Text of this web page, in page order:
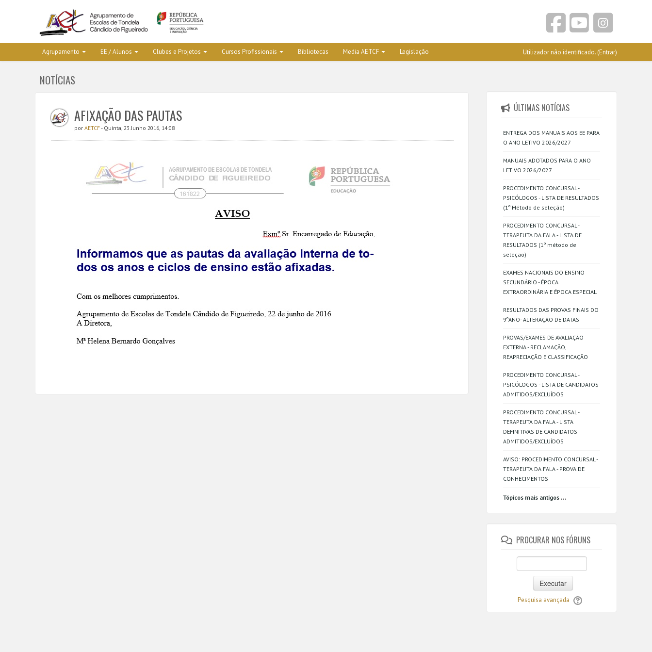
Agrupamento EE / Alunos Clubes e Projetos Cursos Profissionais Bibliotecas Media AETCF Legislação Utilizador não identificado. (Entrar)
NOTÍCIAS
AFIXAÇÃO DAS PAUTAS
por AETCF- Quinta, 23 Junho 2016, 14:08
ÚLTIMAS NOTÍCIAS
ENTREGA DOS MANUAIS AOS EE PARA
O ANO LETIVO 2026/2027
MANUAIS ADOTADOS PARA O ANO
LETIVO 2026/2027
PROCEDIMENTO CONCURSAL -
PSICÓLOGOS - LISTA DE RESULTADOS
(1º Método de seleção)
PROCEDIMENTO CONCURSAL -
TERAPEUTA DA FALA - LISTA DE
RESULTADOS (1º método de
seleção)
EXAMES NACIONAIS DO ENSINO
SECUNDÁRIO - ÉPOCA
EXTRAORDINÁRIA E ÉPOCA ESPECIAL
RESULTADOS DAS PROVAS FINAIS DO
9ºANO- ALTERAÇÃO DE DATAS
PROVAS/EXAMES DE AVALIAÇÃO
EXTERNA - RECLAMAÇÃO,
REAPRECIAÇÃO E CLASSIFICAÇÃO
PROCEDIMENTO CONCURSAL -
PSICÓLOGOS - LISTA DE CANDIDATOS
ADMITIDOS/EXCLUÍDOS
PROCEDIMENTO CONCURSAL -
TERAPEUTA DA FALA - LISTA
DEFINITIVAS DE CANDIDATOS
ADMITIDOS/EXCLUÍDOS
AVISO: PROCEDIMENTO CONCURSAL -
TERAPEUTA DA FALA - PROVA DE
CONHECIMENTOS
Tópicos mais antigos ...
PROCURAR NOS FÓRUNS
Executar
Pesquisa avançada